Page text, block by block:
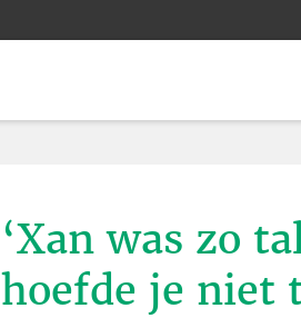
‘Xan was zo
hoefde je niet